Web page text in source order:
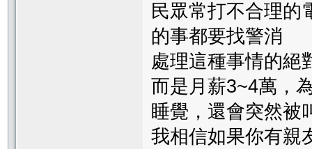
民眾常打不合理的
的事都要找警消
處理這種事情的絕
而是月薪3~4萬，
睡覺，還會突然被
我相信如果你有親